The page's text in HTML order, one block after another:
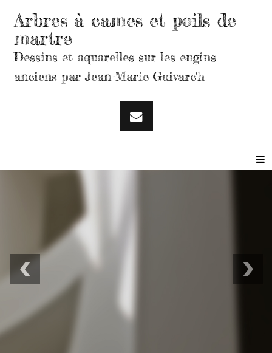
Arbres à cames et poils de
martre
Dessins et aquarelles sur les engins
anciens par Jean-Marie Guivarc'h